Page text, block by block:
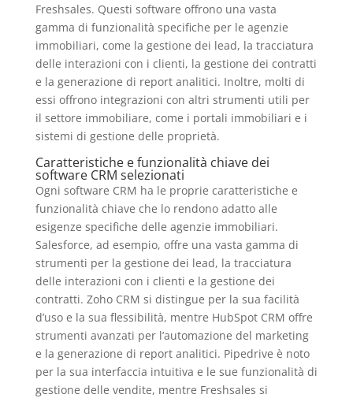
Freshsales. Questi software offrono una vasta
gamma di funzionalità specifiche per le agenzie
immobiliari, come la gestione dei lead, la tracciatura
delle interazioni con i clienti, la gestione dei contratti
e la generazione di report analitici. Inoltre, molti di
essi offrono integrazioni con altri strumenti utili per
il settore immobiliare, come i portali immobiliari e i
sistemi di gestione delle proprietà.
Caratteristiche e funzionalità chiave dei
software CRM selezionati
Ogni software CRM ha le proprie caratteristiche e
funzionalità chiave che lo rendono adatto alle
esigenze specifiche delle agenzie immobiliari.
Salesforce, ad esempio, offre una vasta gamma di
strumenti per la gestione dei lead, la tracciatura
delle interazioni con i clienti e la gestione dei
contratti. Zoho CRM si distingue per la sua facilità
d’uso e la sua flessibilità, mentre HubSpot CRM offre
strumenti avanzati per l’automazione del marketing
e la generazione di report analitici. Pipedrive è noto
per la sua interfaccia intuitiva e le sue funzionalità di
gestione delle vendite, mentre Freshsales si